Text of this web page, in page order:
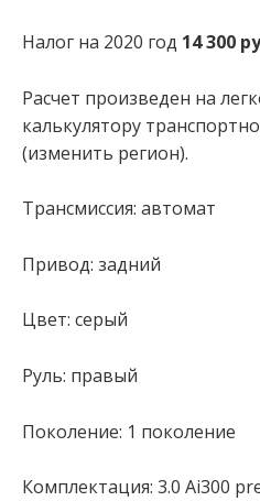
Налог на 2020 год 14 300
Расчет произведен на
калькулятору
(изменить регион).
Трансмиссия: автомат
Привод: задний
Цвет: серый
Руль: правый
Поколение: 1 поколение
Комплектация: 3.0 Ai300